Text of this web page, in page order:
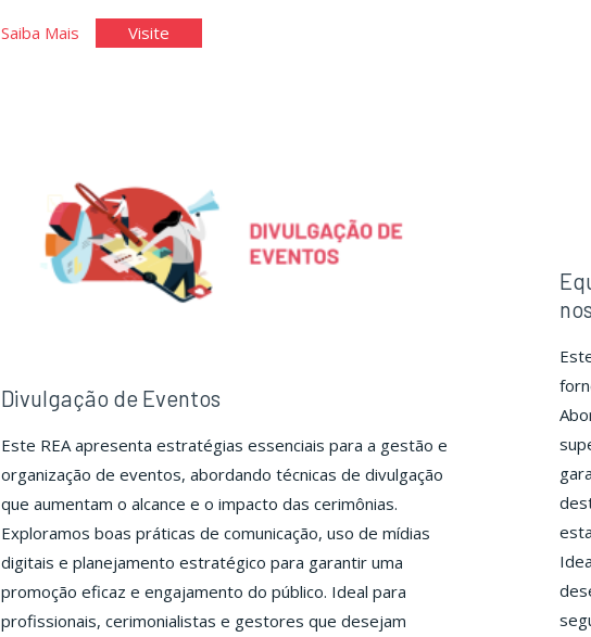
Saiba Mais"Organização
Visite"Organização
Divulgação de Eventos
Este REA apresenta estratégias essenciais para a gestão e
organização de eventos, abordando técnicas de divulgação
que aumentam o alcance e o impacto das cerimônias.
Exploramos boas práticas de comunicação, uso de mídias
digitais e planejamento estratégico para garantir uma
promoção eficaz e engajamento do público. Ideal para
profissionais, cerimonialistas e gestores que desejam